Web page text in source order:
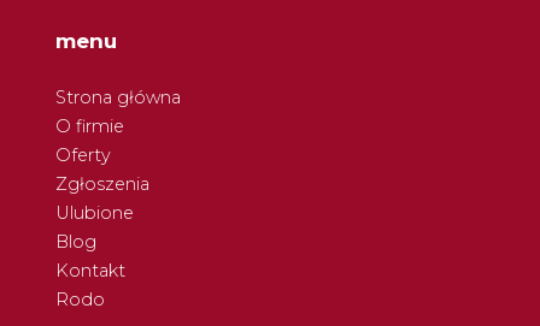
menu
Strona główna
O firmie
Oferty
Zgłoszenia
Ulubione
Blog
Kontakt
Rodo